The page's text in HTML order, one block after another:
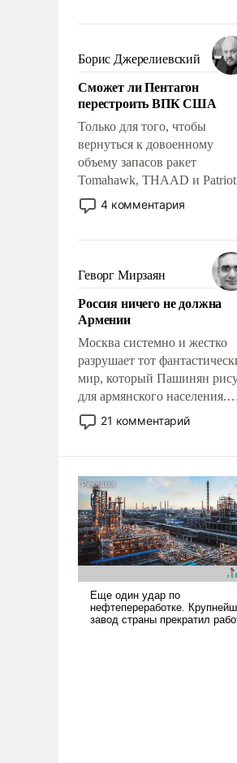
мужественным и твердым
ударами судьбы, брать на
ответственность, помогать
слабым, идти вперед и
адаптироваться.
Борис Джерелиевский
Сможет ли Пентагон
перестроить ВПК США
Только для того, чтобы
вернуться к довоенному
объему запасов ракет
Tomahawk, THAAD и Patriot
США потребуется более трех
лет. Даже небольшая война с
Сложившаяся ситуация
означает многолетний
уязвимости США, например,
перед Китаем.
4 комментария
Геворг Мирзаян
Россия ничего не должна
Армении
Москва системно и жестко
разрушает тот
мир, который Пашинян
для армянского населения.
Мир, где политические
прожекты будут безусловно
налогоплательщиков и где
Еревану за свои поступки
нужно отвечать.
21 комментарий